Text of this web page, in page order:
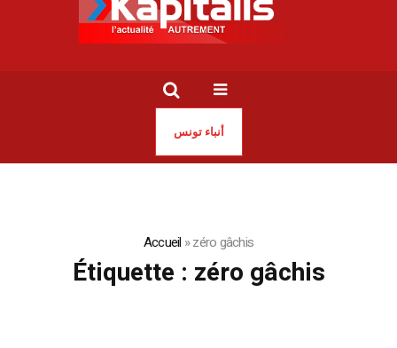
أنباء تونس
Accueil »zéro gâchis
Étiquette : zéro gâchis